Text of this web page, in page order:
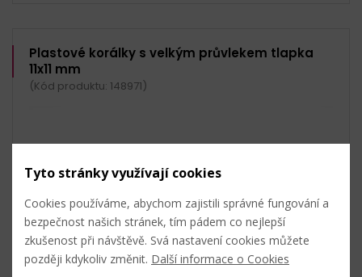
Plastové korálky s velkým průvlekem tlapka
11x11 mm
(Kód produktu: 148971)
Tyto stránky využívají cookies
Cookies používáme, abychom zajistili správné fungování a
bezpečnost našich stránek, tím pádem co nejlepší
zkušenost při návštěvě. Svá nastavení cookies můžete
později kdykoliv změnit. Další informace o Cookies